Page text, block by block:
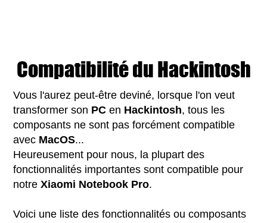
Compatibilité du Hackintosh
Vous l'aurez peut-être deviné, lorsque l'on veut
transformer son PC en Hackintosh, tous les
composants ne sont pas forcément compatible
avec MacOS...
Heureusement pour nous, la plupart des
fonctionnalités importantes sont compatible pour
notreXiaomi Notebook Pro.
Voici une liste des fonctionnalités ou composants